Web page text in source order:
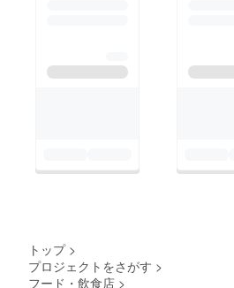
トップ >
プロジェクトをさがす >
フード・飲食店 >